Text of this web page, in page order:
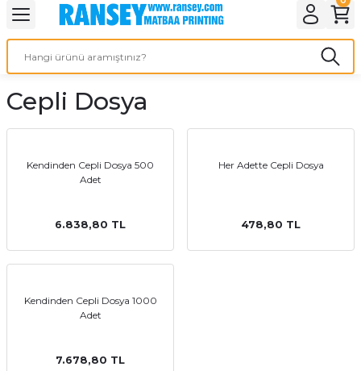
Geri Dön
Geri Dön
Kağıdı
Geri Dön
Geri Dön
Ürünleri
Geri Dön
Geri Dön
Geri Dön
Cepli Dosya
Kendinden Cepli Dosya 500
Adet
6.838,80 TL
Her Adette Cepli Dosya
478,80 TL
Kendinden Cepli Dosya 1000
Adet
7.678,80 TL